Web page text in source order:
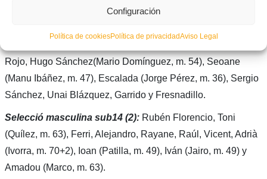
Configuración
Política de cookiesPolítica de privacidadAviso Legal
Rojo, Hugo Sánchez(Mario Domínguez, m. 54), Seoane
(Manu Ibáñez, m. 47), Escalada (Jorge Pérez, m. 36), Sergio
Sánchez, Unai Blázquez, Garrido y Fresnadillo.
Selecció masculina sub14 (2):Rubén Florencio, Toni
(Quílez, m. 63), Ferri, Alejandro, Rayane, Raúl, Vicent, Adrià
(Ivorra, m. 70+2), Ioan (Patilla, m. 49), Iván (Jairo, m. 49) y
Amadou (Marco, m. 63).